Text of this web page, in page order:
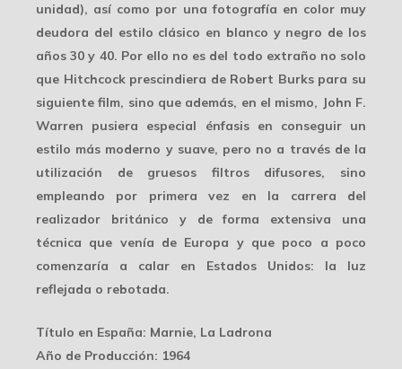
unidad), así como por una fotografía en color muy
deudora del estilo clásico en blanco y negro de los
años 30 y 40. Por ello no es del todo extraño no solo
que Hitchcock prescindiera de Robert Burks para su
siguiente film, sino que además, en el mismo, John F.
Warren pusiera especial énfasis en conseguir un
estilo más moderno y suave, pero no a través de la
utilización de gruesos filtros difusores, sino
empleando por primera vez en la carrera del
realizador británico y de forma extensiva una
técnica que venía de Europa y que poco a poco
comenzaría a calar en Estados Unidos: la luz
reflejada o rebotada.
Título en España: Marnie, La Ladrona
Año de Producción: 1964